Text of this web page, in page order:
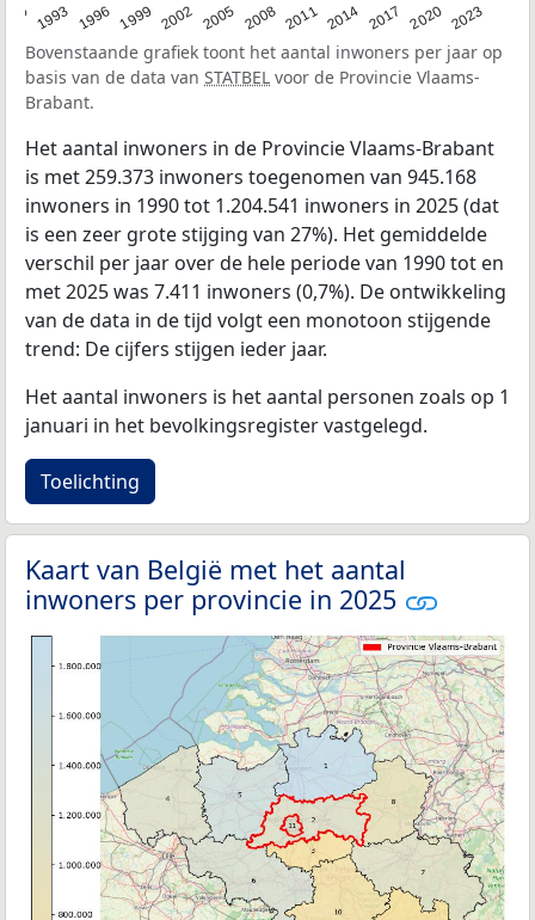
1993 1996 1999 2002 2005 2008 2011 2014 2017 2020 2023
Bovenstaande grafiek toont het aantal inwoners per jaar op
basis van de data van STATBEL voor de Provincie Vlaams-
Brabant.
Het aantal inwoners in de Provincie Vlaams-Brabant
is met 259.373 inwoners toegenomen van 945.168
inwoners in 1990 tot 1.204.541 inwoners in 2025 (dat
is een zeer grote stijging van 27%). Het gemiddelde
verschil per jaar over de hele periode van 1990 tot en
met 2025 was 7.411 inwoners (0,7%). De ontwikkeling
van de data in de tijd volgt een monotoon stijgende
trend: De cijfers stijgen ieder jaar.
Het aantal inwoners is het aantal personen zoals op 1
januari in het bevolkingsregister vastgelegd.
Toelichting
Kaart van België met het aantal
inwoners per provincie in 2025